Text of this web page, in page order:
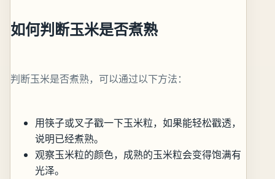
如何判断玉米是否煮熟
判断玉米是否煮熟，可以通过以下方法：
用筷子或叉子戳一下玉米粒，如果能轻松戳透，
说明已经煮熟。
观察玉米粒的颜色，成熟的玉米粒会变得饱满有
光泽。